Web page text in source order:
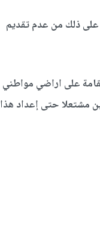
على ذلك من عدم تقديم
على اراضي مواطني
مشتعلا حتى إعداد هذا